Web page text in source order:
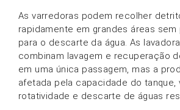
As varredoras podem recolher
rapidamente em grandes áreas
para o descarte da água. As
combinam lavagem e recuperação
em uma única passagem, mas a
afetada pela capacidade do tanque,
rotatividade e descarte de águas